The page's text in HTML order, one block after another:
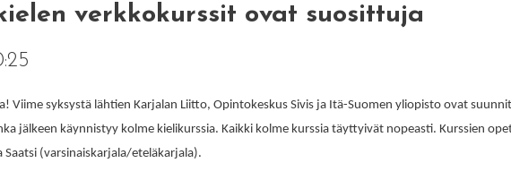
verkkokurssit ovat suosittuja
Viime syksystä lähtien Karjalan Liitto, Opintokeskus Sivis ja Itä-Suomen yliopisto ovat
jälkeen käynnistyy kolme kielikurssia. Kaikki kolme kurssia täyttyivät nopeasti. Kurssien
Saatsi (varsinaiskarjala/eteläkarjala).